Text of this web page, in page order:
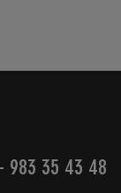
- 983 35 43 48